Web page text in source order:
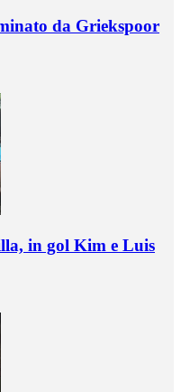
da Griekspoor
in gol Kim e Luis